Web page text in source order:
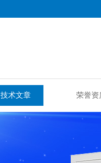
技术文章 荣誉资